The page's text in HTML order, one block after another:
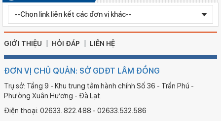
Ngày ban hành: 05/08/2026
Chỉnh sửa bằng TN THPT LÊ HUỲNH NHƯ HẬU
GIỚI THIỆU HỎI ĐÁP LIÊN HỆ
ĐƠN VỊ CHỦ QUẢN: SỞ GDĐT LÂM ĐỒNG
Trụ sở: Tầng 9 - Khu trung tâm hành chính Số 36 - Trần Phú -
Phường Xuân Hương - Đà Lạt.
Điện thoại: 02633. 822.488 - 02633.532.586